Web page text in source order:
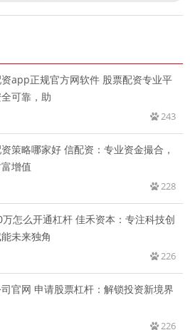
app正规官方网软件 股票配资专业平
可靠，助
243
策略哪家好 信配资：专业资金撮合，
增值
228
怎么开通杠杆 佳禾资本：专注科技创
未来独角
226
官网 申请股票杠杆：解锁投资新境界
226